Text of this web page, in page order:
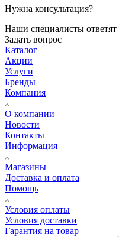
Нужна консультация?
Наши специалисты
Задать вопрос
Каталог
Акции
Услуги
Бренды
Компания
О компании
Новости
Контакты
Информация
Магазины
Доставка и оплата
Помощь
Условия оплаты
Условия доставки
Гарантия на товар